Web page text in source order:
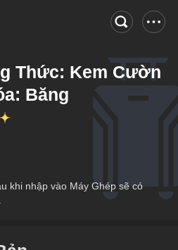
Thức: Kem Cườn
Băng
khi nhập vào Máy Ghép sẽ có